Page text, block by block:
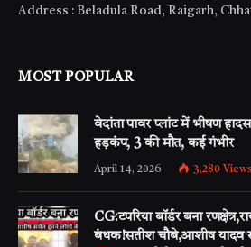
Address : Beladula Road, Raigarh,
MOST POPULAR
वेदांता पावर प्लांट में भीषण
हड़कंप, 3 की मौत, कई गंभीर
April 14, 2026 3,280 Views
CG:टपरिया बॉर्डर बना
बंधक!सतीश चौबे,आशीष यादव